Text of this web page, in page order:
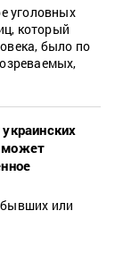
уголовных
который
было по
может
или